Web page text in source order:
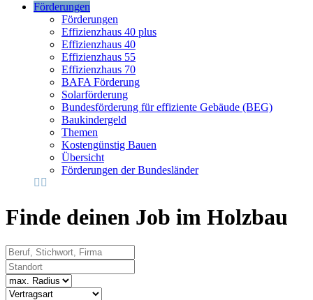
Förderungen
Förderungen
Effizienzhaus 40 plus
Effizienzhaus 40
Effizienzhaus 55
Effizienzhaus 70
BAFA Förderung
Solarförderung
Bundesförderung für effiziente Gebäude (BEG)
Baukindergeld
Themen
Kostengünstig Bauen
Übersicht
Förderungen der Bundesländer
Finde deinen Job im Holzbau
Beruf, Stichwort, Firma
Standort
Radius
Vertragsart